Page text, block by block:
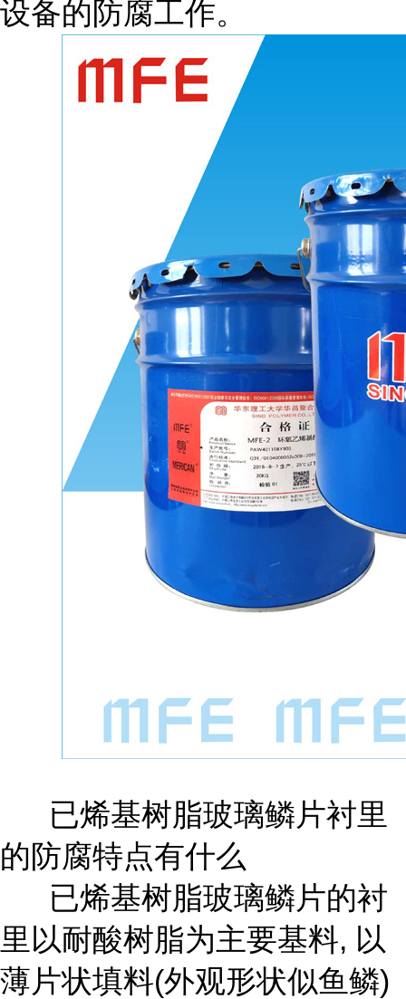
设备的防腐工作。
已烯基树脂玻璃鳞片衬里
的防腐特点有什么
已烯基树脂玻璃鳞片的衬
里以耐酸树脂为主要基料, 以
薄片状填料(外观形状似鱼鳞)